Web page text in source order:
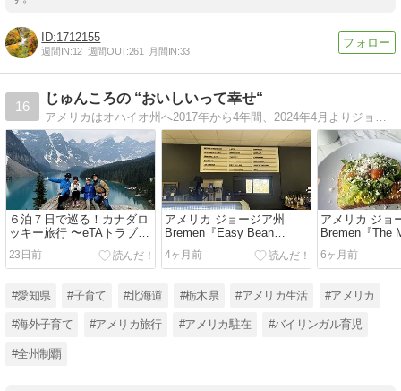
1712155
週間IN:12 週間OUT:261 月間IN:33
16
じゅんころの “おいしいって幸せ“
アメリカはオハイオ州へ2017年から4年間、2024年4月よりジョージア州へ駐在中！アメリカでの生活、旅行、グルメのリアルをお届けします♪
６泊７日で巡る！カナダロ
ッキー旅行 〜eTAトラブ
ル・バンフ周辺観光スポッ
トまとめ
23日前
アメリカ ジョージア州
Bremen『Easy Bean
Coffee イージー・ビーン・
コーヒー』
4ヶ月前
アメリカ ジョ
Bremen『The
Cafe ザ・マー
カフェ 』
6ヶ月前
#愛知県 #子育て #北海道 #栃木県 #アメリカ生活 #アメリカ
#海外子育て #アメリカ旅行 #アメリカ駐在 #バイリンガル育児
#全州制覇